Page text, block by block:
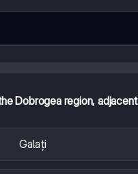
Dobrogea region,
Galați